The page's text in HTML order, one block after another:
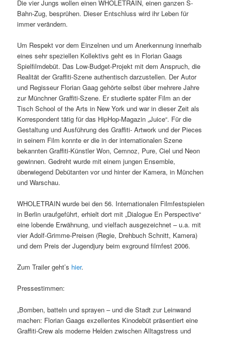
Die vier Jungs wollen einen WHOLETRAIN, einen ganzen S-
Bahn-Zug, besprühen. Dieser Entschluss wird ihr Leben für
immer verändern.
Um Respekt vor dem Einzelnen und um Anerkennung innerhalb
eines sehr speziellen Kollektivs geht es in Florian Gaags
Spielfilmdebüt. Das Low-Budget-Projekt mit dem Anspruch, die
Realität der Graffiti-Szene authentisch darzustellen. Der Autor
und Regisseur Florian Gaag gehörte selbst über mehrere Jahre
zur Münchner Graffiti-Szene. Er studierte später Film an der
Tisch School of the Arts in New York und war in dieser Zeit als
Korrespondent tätig für das HipHop-Magazin „Juice“. Für die
Gestaltung und Ausführung des Graffiti- Artwork und der Pieces
in seinem Film konnte er die in der internationalen Szene
bekannten Graffiti-Künstler Won, Cemnoz, Pure, Ciel und Neon
gewinnen. Gedreht wurde mit einem jungen Ensemble,
überwiegend Debütanten vor und hinter der Kamera, in München
und Warschau.
WHOLETRAIN wurde bei den 56. Internationalen Filmfestspielen
in Berlin uraufgeführt, erhielt dort mit „Dialogue En Perspective“
eine lobende Erwähnung, und vielfach ausgezeichnet – u.a. mit
vier Adolf-Grimme-Preisen (Regie, Drehbuch Schnitt, Kamera)
und dem Preis der Jugendjury beim exground filmfest 2006.
Zum Trailer geht’s hier.
Pressestimmen:
„Bomben, batteln und sprayen – und die Stadt zur Leinwand
machen: Florian Gaags exzellentes Kinodebüt präsentiert eine
Graffiti-Crew als moderne Helden zwischen Alltagstress und